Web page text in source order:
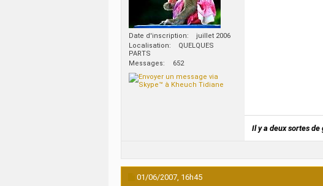
Date d'inscription
juillet 2006
Localisation
QUELQUES
PARTS
Messages
652
Il y a deux sortes de
01/06/2007, 16h45